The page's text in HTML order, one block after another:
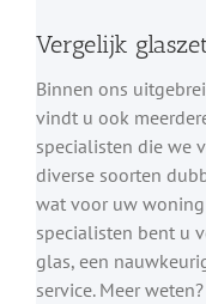
Vergelijk
Binnen ons
vindt u ook
specialisten die we
diverse soorten
wat voor uw woning
specialisten bent u
glas, een
service. Meer